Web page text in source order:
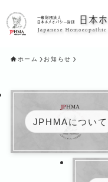
ホーム お知らせ
JPHMAについて